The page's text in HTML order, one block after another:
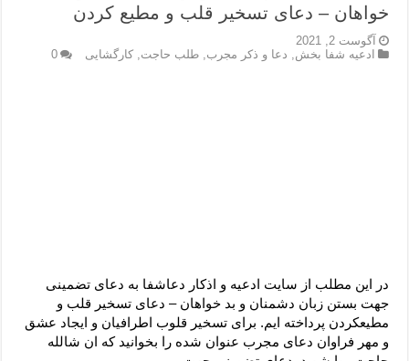
نماز حاجت برای کار گشایی- دعای رفع مشکلات و طلب حاجت
دعای رفع فقر و طلب رزق و روزی – آیه‌ جلب ثروت و برکت مال
خواهان – دعای تسخیر قلب و مطیع کردن
آگوست 2, 2021
ادعیه شفا بخش
دعا و ذکر مجرب ,طلب حاجت ,کارگشایی 0
در این مطلب از سایت ادعیه و اذکار دعاشفا به دعای تضمینی
جهت بستن زبان دشمنان و بد خواهان – دعای تسخیر قلب و
مطیعکردن پرداخته ایم. برای تسخیر قلوب اطرافیان و ایجاد عشق
و مهر فراوان دعای مجرب عنوان شده را بخوانید که ان شالله